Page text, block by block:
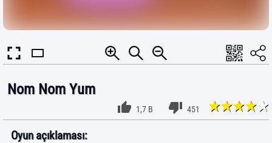
Nom Nom Yum
1,7 B 451
Oyun açıklaması: